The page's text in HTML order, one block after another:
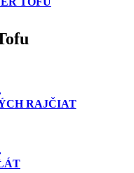
RAJČIAT